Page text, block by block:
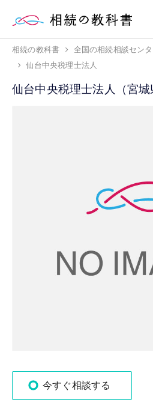
相続の教科書 全国の相続相談セン
仙台中央税理士法人
仙台中央税理士法人（宮城
今すぐ相談する